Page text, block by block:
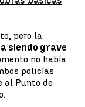
pero la
siendo grave
no había
policías
al Punto de